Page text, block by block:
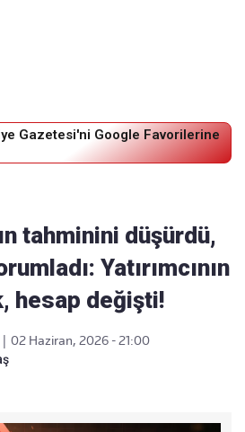
Gazetesi'ni Google Favorilerine
tahminini düşürdü,
Yatırımcının
hesap değişti!
02 Haziran, 2026 - 21:00